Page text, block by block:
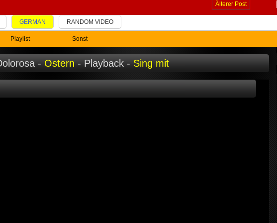
GERMAN RANDOM VIDEO
Playlist Sonst
-Ostern- Playback -Sing mit
Älterer Post